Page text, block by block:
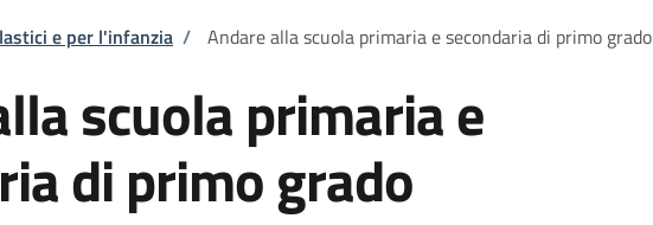
pane
e per l'infanzia / Andare alla scuola primaria e secondaria di primo grado
scuola primaria e
di primo grado